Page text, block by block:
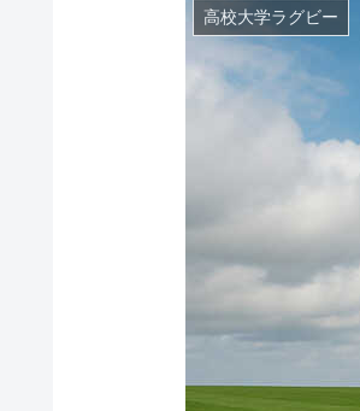
高校大学ラグビー